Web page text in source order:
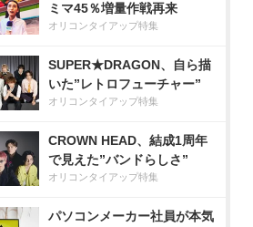
ミマ45％増量作戦再来
オリコンタイアップ特集
SUPER★DRAGON、自ら描
いた”レトロフューチャー”
オリコンタイアップ特集
CROWN HEAD、結成1周年
で見えた”バンドらしさ”
オリコンタイアップ特集
パソコンメーカー社員が本気